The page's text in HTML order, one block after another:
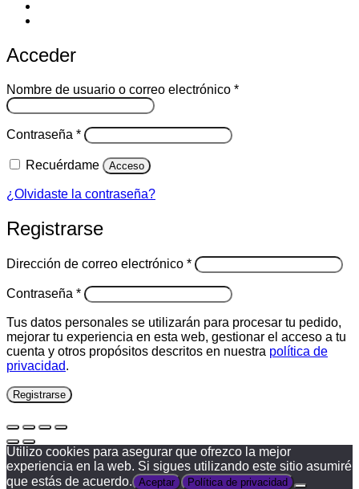
Acceder
Nombre de usuario o correo electrónico *Obligatorio
Contraseña *Obligatorio
Recuérdame Acceso
¿Olvidaste la contraseña?
Registrarse
Dirección de correo electrónico *Obligatorio
Contraseña *Obligatorio
Tus datos personales se utilizarán para procesar tu pedido,
mejorar tu experiencia en esta web, gestionar el acceso a tu
cuenta y otros propósitos descritos en nuestra política de
privacidad.
Registrarse
Utilizo cookies para asegurar que ofrezco la mejor
experiencia en la web. Si sigues utilizando este sitio asumiré
que estás de acuerdo. Aceptar Política de privacidad